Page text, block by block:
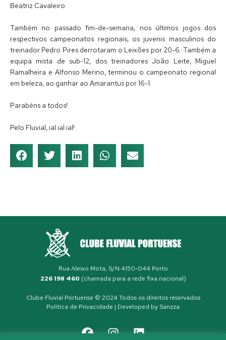
Beatriz Cavaleiro
Também no passado fim-de-semana, nos últimos jogos dos
respectivos campeonatos regionais, os juvenis masculinos do
treinador Pedro Pires derrotaram o Leixões por 20-6. Também a
equipa mista de sub-12, dos treinadores João Leite, Miguel
Ramalheira e Alfonso Merino, terminou o campeonato regional
em beleza, ao ganhar ao Amarantus por 16-1.
Parabéns a todos!
Pelo Fluvial, ial ial ial!
Rua Aleixo Mota, S/N 4150-044 Porto
226 198 460 (chamada para a rede fixa nacional)
Clube Fluvial Portuense © 2024 Todos os direitos reservados
Política de Privacidade | Developed by Sanzza